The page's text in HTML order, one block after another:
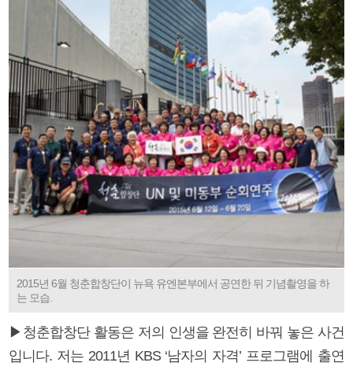
2015년 6월 청춘합창단이 뉴욕 유엔본부에서 공연한 뒤 기념촬영을 하
는 모습.
▶청춘합창단 활동은 저의 인생을 완전히 바꿔 놓은 사건
입니다. 저는 2011년 KBS ‘남자의 자격’ 프로그램에 출연